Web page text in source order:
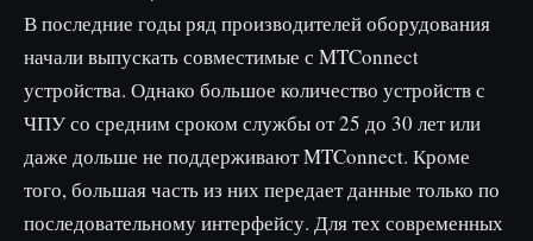
В последние годы ряд производителей оборудования
начали выпускать совместимые с MTConnect
устройства. Однако большое количество устройств с
ЧПУ со средним сроком службы от 25 до 30 лет или
даже дольше не поддерживают MTConnect. Кроме
того, большая часть из них передает данные только по
последовательному интерфейсу. Для тех современных